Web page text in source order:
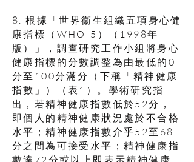
8. 根據「世界衞生組織五項身心健
康指標（WHO-5）（1998年
版）」，調查研究工作小組將身心
健康指標的分數調整為由最低的0
分至100分滿分（下稱「精神健康
指數」）（表1）。學術研究指
出，若精神健康指數低於52分，
即個人的精神健康狀況處於不合格
水平；精神健康指數介乎52至68
分之間為可接受水平；精神健康指
數達72分或以上即表示精神健康